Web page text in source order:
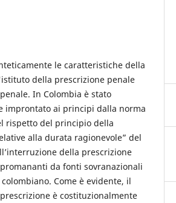
le caratteristiche della
della prescrizione penale
In Colombia è stato
improntato ai principi dalla norma
rispetto del principio della
alla durata ragionevole” del
della prescrizione
da fonti sovranazionali
Come è evidente, il
è costituzionalmente